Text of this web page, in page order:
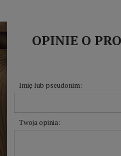
OPINIE O
Imię lub pseudonim:
Twoja opinia: